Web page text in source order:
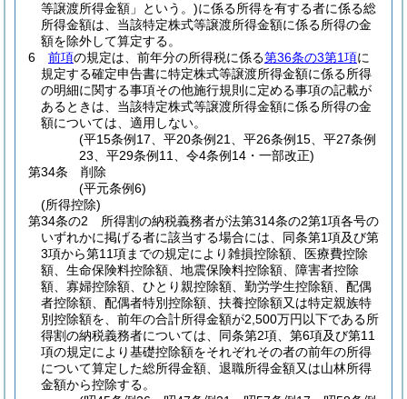
等譲渡所得金額」という。)に係る所得を有する者に係る総
所得金額は、当該特定株式等譲渡所得金額に係る所得の金
額を除外して算定する。
6
前項の規定は、前年分の所得税に係る第36条の3第1項に
規定する確定申告書に特定株式等譲渡所得金額に係る所得
の明細に関する事項その他施行規則に定める事項の記載が
あるときは、当該特定株式等譲渡所得金額に係る所得の金
額については、適用しない。
(平15条例17、平20条例21、平26条例15、平27条例
23、平29条例11、令4条例14・一部改正)
第34条
削除
(平元条例6)
(所得控除)
第34条の2
所得割の納税義務者が法第314条の2第1項各号の
いずれかに掲げる者に該当する場合には、同条第1項及び第
3項から第11項までの規定により雑損控除額、医療費控除
額、生命保険料控除額、地震保険料控除額、障害者控除
額、寡婦控除額、ひとり親控除額、勤労学生控除額、配偶
者控除額、配偶者特別控除額、扶養控除額又は特定親族特
別控除額を、前年の合計所得金額が2,500万円以下である所
得割の納税義務者については、同条第2項、第6項及び第11
項の規定により基礎控除額をそれぞれその者の前年の所得
について算定した総所得金額、退職所得金額又は山林所得
金額から控除する。